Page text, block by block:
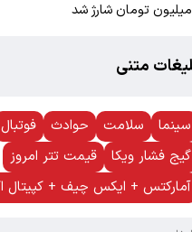
میلیون تومان شارژ شد
متنی
سینما سلامت حوادث فوتبال
گیج فشار ویکا
قیمت تتر امروز
آمارکتس + ایکس چیف + کپیتال